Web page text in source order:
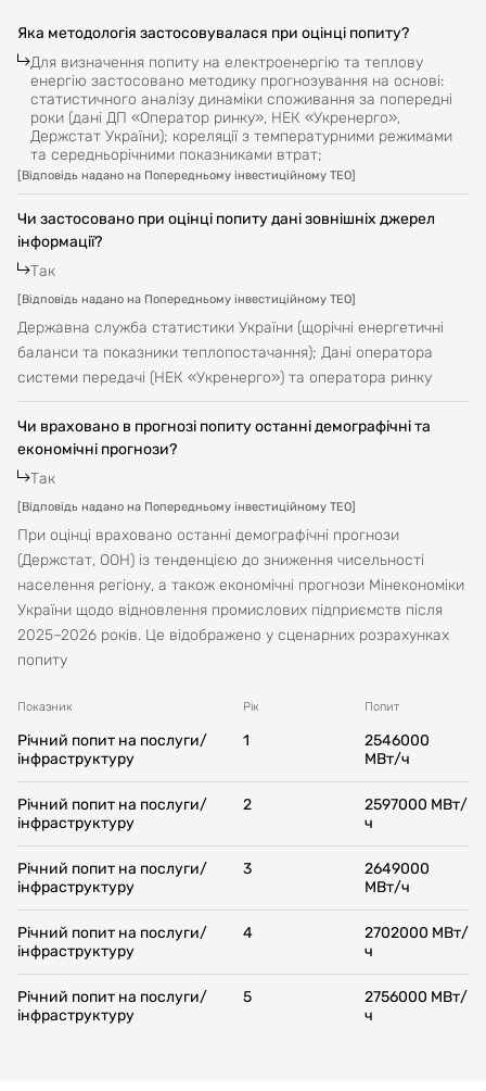
Яка методологія застосовувалася при оцінці попиту?
Для визначення попиту на електроенергію та теплову
енергію застосовано методику прогнозування на основі:
статистичного аналізу динаміки споживання за попередні
роки (дані ДП «Оператор ринку», НЕК «Укренерго»,
Держстат України); кореляції з температурними режимами
та середньорічними показниками втрат;
[Відповідь надано на Попередньому інвестиційному ТЕО]
Чи застосовано при оцінці попиту дані зовнішніх джерел
інформації?
Так
[Відповідь надано на Попередньому інвестиційному ТЕО]
Державна служба статистики України (щорічні енергетичні
баланси та показники теплопостачання); Дані оператора
системи передачі (НЕК «Укренерго») та оператора ринку
Чи враховано в прогнозі попиту останні демографічні та
економічні прогнози?
Так
[Відповідь надано на Попередньому інвестиційному ТЕО]
При оцінці враховано останні демографічні прогнози
(Держстат, ООН) із тенденцією до зниження чисельності
населення регіону, а також економічні прогнози Мінекономіки
України щодо відновлення промислових підприємств після
2025–2026 років. Це відображено у сценарних розрахунках
попиту
Показник Рік Попит
Річний попит на послуги/
інфраструктуру
1
2546000
МBт/ч
Річний попит на послуги/
інфраструктуру
2 2597000 МBт/
ч
Річний попит на послуги/
інфраструктуру
3
2649000
МBт/ч
Річний попит на послуги/
інфраструктуру
4 2702000 МBт/
ч
Річний попит на послуги/
інфраструктуру
5 2756000 МBт/
ч